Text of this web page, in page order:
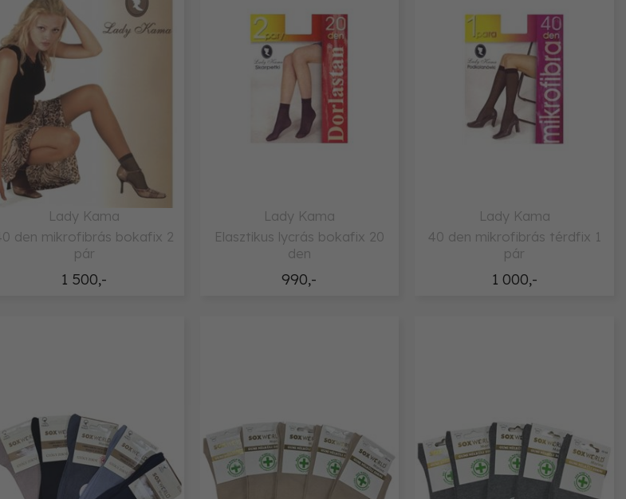
1 500,-
Lady Kama
den mikrofibrás bokafix 2
pár
990,-
Lady Kama
Elasztikus lycrás bokafix 20
den
1 000,-
Lady Kama
40 den mikrofibrás térdfix 1
pár